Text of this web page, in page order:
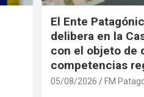
El Ente
delibera en la
con el objeto de
competencias
05/08/2026 FM